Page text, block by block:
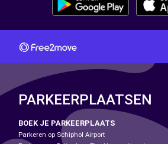
PARKEERPLAATSEN
BOEK JE PARKEERPLAATS
Parkeren op Schiphol Airport